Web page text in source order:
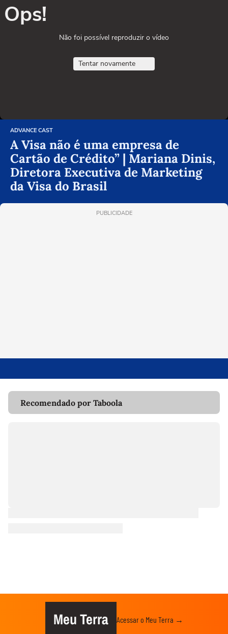
Ops!
Não foi possível reproduzir o vídeo
Tentar novamente
ADVANCE CAST
A Visa não é uma empresa de
Cartão de Crédito” | Mariana Dinis,
Diretora Executiva de Marketing
da Visa do Brasil
PUBLICIDADE
Recomendado por Taboola
Meu Terra Acessar o Meu Terra →